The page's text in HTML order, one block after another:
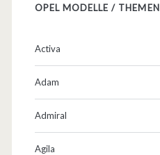
OPEL MODELLE / THEMEN
Activa
Adam
Admiral
Agila